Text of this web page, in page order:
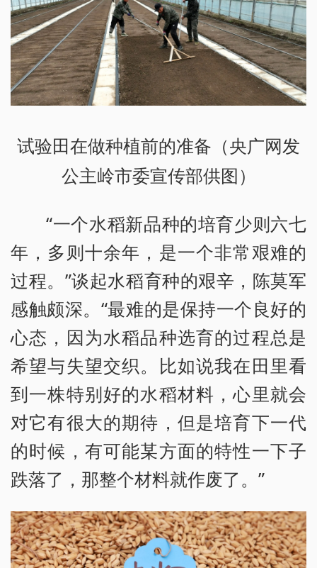
试验田在做种植前的准备（央广网发
公主岭市委宣传部供图）
“一个水稻新品种的培育少则六七
年，多则十余年，是一个非常艰难的
过程。”谈起水稻育种的艰辛，陈莫军
感触颇深。“最难的是保持一个良好的
心态，因为水稻品种选育的过程总是
希望与失望交织。比如说我在田里看
到一株特别好的水稻材料，心里就会
对它有很大的期待，但是培育下一代
的时候，有可能某方面的特性一下子
跌落了，那整个材料就作废了。”